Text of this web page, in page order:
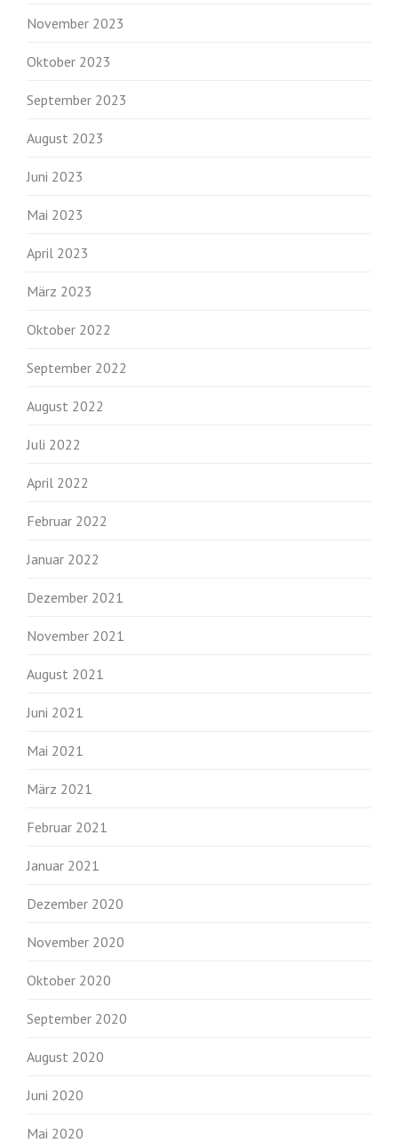
November 2023
Oktober 2023
September 2023
August 2023
Juni 2023
Mai 2023
April 2023
März 2023
Oktober 2022
September 2022
August 2022
Juli 2022
April 2022
Februar 2022
Januar 2022
Dezember 2021
November 2021
August 2021
Juni 2021
Mai 2021
März 2021
Februar 2021
Januar 2021
Dezember 2020
November 2020
Oktober 2020
September 2020
August 2020
Juni 2020
Mai 2020